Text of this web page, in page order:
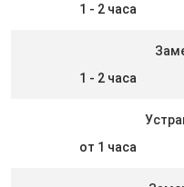
1 - 2 часа
1 - 2 часа
от 1 часа